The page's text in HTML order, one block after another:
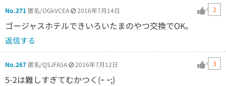
No.271 匿名/OGkVCEA 2016年7月14日 2
ゴージャスホテルできいろいたまのやつ交換でOK。
返信する
No.267 匿名/QSJFA5A 2016年7月12日 3
5-2は難しすぎてむかつく(ｰ ｰ;)